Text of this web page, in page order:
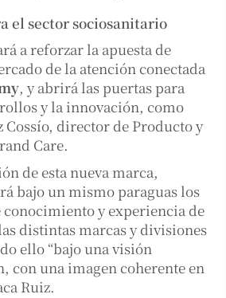
el sector sociosanitario
a reforzar la apuesta de
de la atención conectada
, y abrirá las puertas para
y la innovación, como
director de Producto y
Care.
de esta nueva marca,
bajo un mismo paraguas los
conocimiento y experiencia de
distintas marcas y divisiones
ello “bajo una visión
con una imagen coherente en
Ruiz.